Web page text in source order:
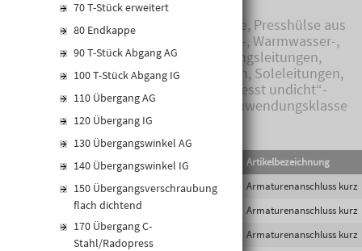
70 T-Stück erweitert
80 Endkappe
90 T-Stück Abgang AG
100 T-Stück Abgang IG
110 Übergang AG
120 Übergang IG
130 Übergangswinkel AG
140 Übergangswinkel IG
150 Übergangsverschraubung
flach dichtend
170 Übergang C-
Stahl/Radopress
Fitting bleifrei, Siliziumbronze, Presshülse aus
Edelstahl, Radopress LF, Kalt-, Warmwasser-,
Zirkulationsleitungen, Heizungsleitungen,
Kühlleitungen, Kälteleitungen, Soleleitungen,
Druckluftleitungen, „unverpresst undicht“-
Funktion, Presskontur TH, Anwendungsklasse
nach ON EN ISO 21003 Klasse 2, 4, 5,
Druck-/Temperaturbelastbarkeit laut
technischen Unterlagen bzw. ON EN ISO 21003-
1, Außengewinde und Innengewinde von
Gewindeübergängen (ausgenommen
flachdichtende Übergänge) nur mit Gewinden
nach DIN EN 10226-1 verbinden (R/Rp)
EAN-Code Lief.Art.Nr.
Artikelbezeichnung
9010459589729
RA-AAE16/1/2
Armaturenanschluss kurz
9010459589736
Armaturenanschluss kurz
9010459589743
Armaturenanschluss kurz